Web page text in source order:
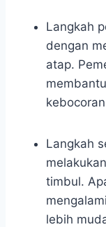
Langkah
dengan
atap.
Langkah
timbul.
lebih